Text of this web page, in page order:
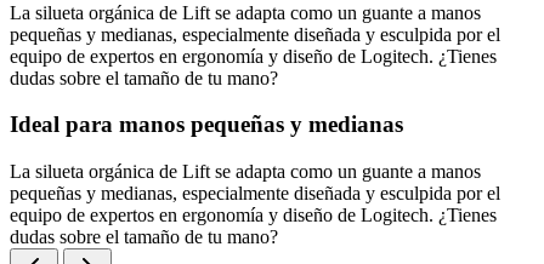
La silueta orgánica de Lift se adapta como un guante a manos
pequeñas y medianas, especialmente diseñada y esculpida por el
equipo de expertos en ergonomía y diseño de Logitech. ¿Tienes
dudas sobre el tamaño de tu mano?
Ideal para manos pequeñas y medianas
La silueta orgánica de Lift se adapta como un guante a manos
pequeñas y medianas, especialmente diseñada y esculpida por el
equipo de expertos en ergonomía y diseño de Logitech. ¿Tienes
dudas sobre el tamaño de tu mano?